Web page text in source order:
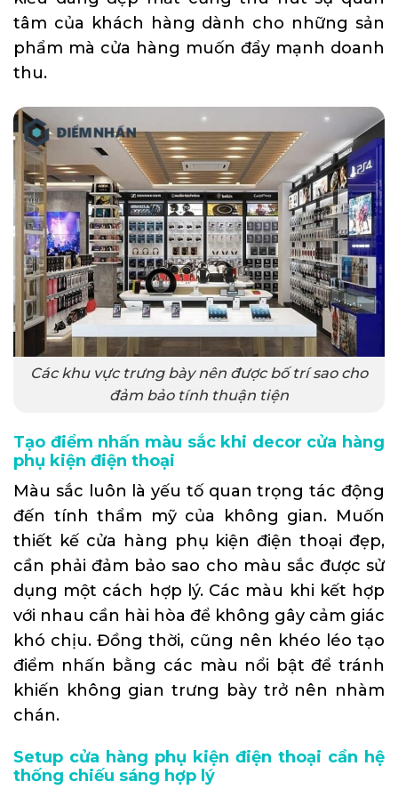
tâm của khách hàng dành cho những sản
phẩm mà cửa hàng muốn đẩy mạnh doanh
thu.
Các khu vực trưng bày nên được bố trí sao cho
đảm bảo tính thuận tiện
Tạo điểm nhấn màu sắc khi decor cửa hàng
phụ kiện điện thoại
Màu sắc luôn là yếu tố quan trọng tác động
đến tính thẩm mỹ của không gian. Muốn
thiết kế cửa hàng phụ kiện điện thoại đẹp,
cần phải đảm bảo sao cho màu sắc được sử
dụng một cách hợp lý. Các màu khi kết hợp
với nhau cần hài hòa để không gây cảm giác
khó chịu. Đồng thời, cũng nên khéo léo tạo
điểm nhấn bằng các màu nổi bật để tránh
khiến không gian trưng bày trở nên nhàm
chán.
Setup cửa hàng phụ kiện điện thoại cần hệ
thống chiếu sáng hợp lý